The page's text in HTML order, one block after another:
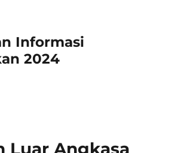
Informasi
2024
Luar Angkasa